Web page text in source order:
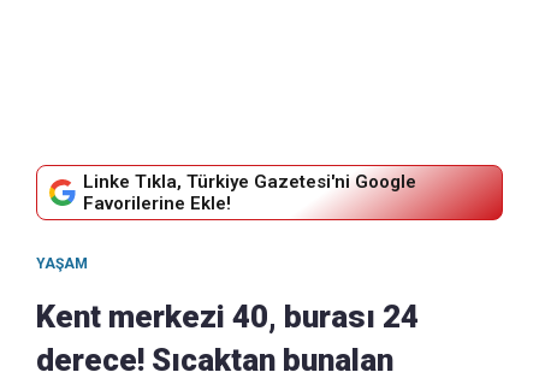
Linke Tıkla, Türkiye Gazetesi'ni Google
Favorilerine Ekle!
YAŞAM
Kent merkezi 40, burası 24
derece! Sıcaktan bunalan